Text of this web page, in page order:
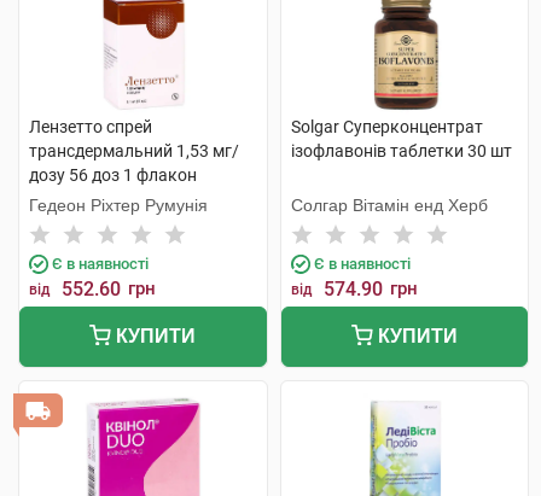
Лензетто спрей
трансдермальний 1,53 мг/
дозу 56 доз 1 флакон
Гедеон Ріхтер Румунія
Є в наявності
від 552.60 грн
КУПИТИ
Solgar Суперконцентрат
ізофлавонів таблетки 30 шт
Солгар Вітамін енд Херб
Є в наявності
від 574.90 грн
КУПИТИ